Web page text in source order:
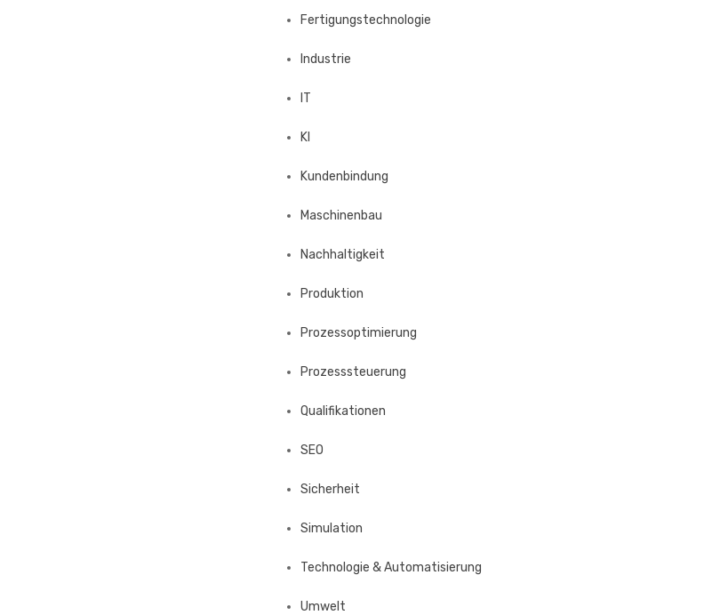
Fertigungstechnologie
Industrie
IT
KI
Kundenbindung
Maschinenbau
Nachhaltigkeit
Produktion
Prozessoptimierung
Prozesssteuerung
Qualifikationen
SEO
Sicherheit
Simulation
Technologie & Automatisierung
Umwelt